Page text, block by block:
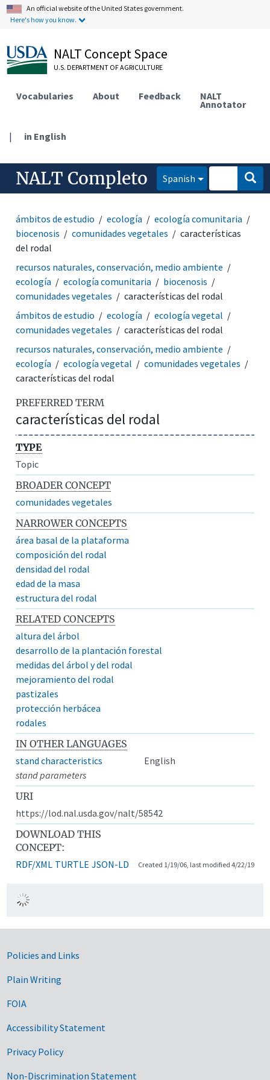
An official website of the United States government.
Here's how you know.
NALT Concept Space
U.S. DEPARTMENT OF AGRICULTURE
Vocabularies About Feedback NALT
Annotator
| in English
NALT Completo Spanish
ámbitos de estudio ecología
ecología comunitaria
biocenosis
comunidades vegetales
características
del rodal
recursos naturales, conservación, medio ambiente
ecología
ecología comunitaria
biocenosis
comunidades vegetales
características del rodal
ámbitos de estudio
ecología
ecología vegetal
comunidades vegetales
características del rodal
recursos naturales, conservación, medio ambiente
ecología
ecología vegetal
comunidades vegetales
características del rodal
PREFERRED TERM
características del rodal
TYPE
Topic
BROADER CONCEPT
comunidades vegetales
NARROWER CONCEPTS
área basal de la plataforma
composición del rodal
densidad del rodal
edad de la masa
estructura del rodal
RELATED CONCEPTS
altura del árbol
desarrollo de la plantación forestal
medidas del árbol y del rodal
mejoramiento del rodal
pastizales
protección herbácea
rodales
IN OTHER LANGUAGES
stand characteristics
English
stand parameters
URI
https://lod.nal.usda.gov/nalt/58542
DOWNLOAD THIS
CONCEPT:
RDF/XML TURTLE JSON-LD Created 1/19/06, last modified 4/22/19
Government Links
Policies and Links
Plain Writing
FOIA
Accessibility Statement
Privacy Policy
Non-Discrimination Statement